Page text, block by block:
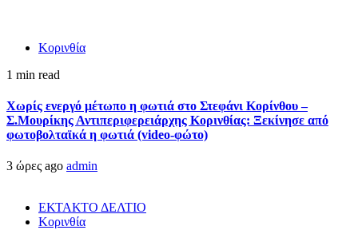
Κορινθία
1 min read
Χωρίς ενεργό μέτωπο η φωτιά στο Στεφάνι Κορίνθου –
Σ.Μουρίκης Αντιπεριφερειάρχης Κορινθίας: Ξεκίνησε από
φωτοβολταϊκά η φωτιά (video-φώτο)
3 ώρες ago admin
ΕΚΤΑΚΤΟ ΔΕΛΤΙΟ
Κορινθία